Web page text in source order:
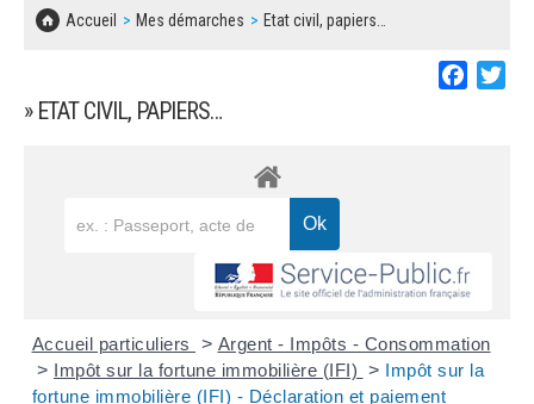
Accueil Mes démarches Etat civil, papiers…
» ETAT CIVIL, PAPIERS…
Accueil particuliers > Argent - Impôts - Consommation
> Impôt sur la fortune immobilière (IFI) > Impôt sur la
fortune immobilière (IFI) - Déclaration et paiement
CONCERTATIONS PUBLIQUES
SOLIDARITÉ, LOGEMENT
DECHETS
BESOIN D'UNE AIDE ?
LES ASSOCIATIONS
MARCHÉS PUBLICS
REGLEMENT LOCAL DE PUBLICITÉ
DECLARATION DE DEMARCHAGE
DOSSIER DE DEMANDE DE SUBVENTION